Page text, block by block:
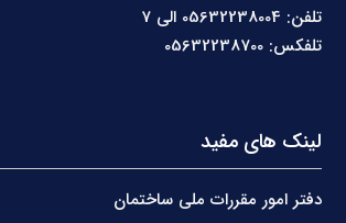
تلفن: 05632238004 الی 7
تلفکس: 05632238700
لینک های مفید
دفتر امور مقررات ملی ساختمان